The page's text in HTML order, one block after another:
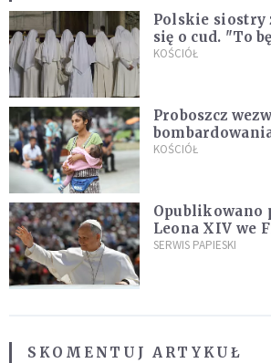
Polskie siostry
się o cud. "To
Pana Boga dla
KOŚCIÓŁ
Proboszcz
"Masowy ogień
KOŚCIÓŁ
Opublikowano
Leona XIV we
SERWIS PAPIESKI
SKOMENTUJ ARTYKUŁ